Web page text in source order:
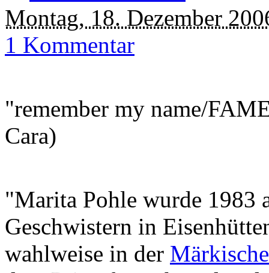
Montag, 18. Dezember
1 Kommentar
"remember my name/
Cara)
"Marita Pohle wurde 1983
Geschwistern in
wahlweise in der